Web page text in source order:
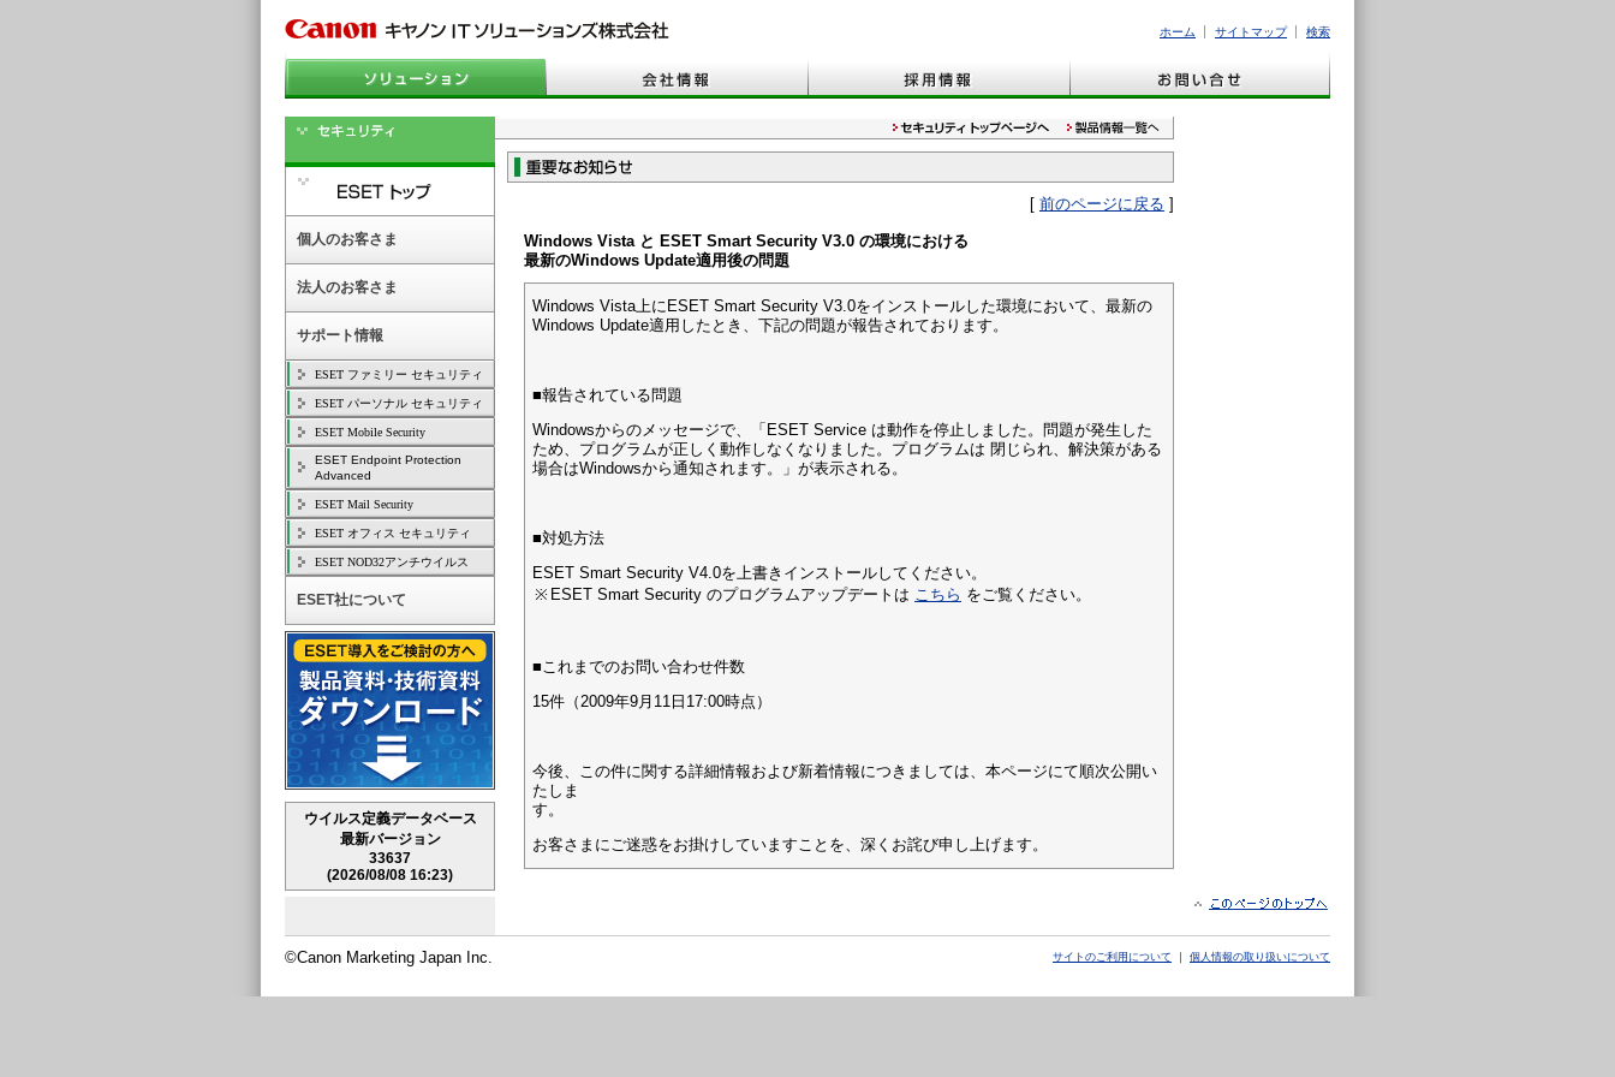
ホーム サイトマップ 検索
個人のお客さま
法人のお客さま
サポート情報
ESET ファミリー セキュリティ
ESET パーソナル セキュリティ
ESET Mobile Security
ESET Endpoint Protection
Advanced
ESET Mail Security
ESET オフィス セキュリティ
ESET NOD32アンチウイルス
ESET社について
ウイルス定義データベース
最新バージョン
33637
(2026/08/08 16:23)
[ 前のページに戻る ]
Windows Vista と ESET Smart Security V3.0 の環境における
最新のWindows Update適用後の問題
Windows Vista上にESET Smart Security V3.0をインストールした環境において、最新の
Windows Update適用したとき、下記の問題が報告されております。
■報告されている問題
Windowsからのメッセージで、「ESET Service は動作を停止しました。問題が発生した
ため、プログラムが正しく動作しなくなりました。プログラムは 閉じられ、解決策がある
場合はWindowsから通知されます。」が表示される。
■対処方法
ESET Smart Security V4.0を上書きインストールしてください。
※ ESET Smart Security のプログラムアップデートは こちら をご覧ください。
■これまでのお問い合わせ件数
15件（2009年9月11日17:00時点）
今後、この件に関する詳細情報および新着情報につきましては、本ページにて順次公開い
たしま
す。
お客さまにご迷惑をお掛けしていますことを、深くお詫び申し上げます。
©Canon Marketing Japan Inc. サイトのご利用について ｜ 個人情報の取り扱いについて